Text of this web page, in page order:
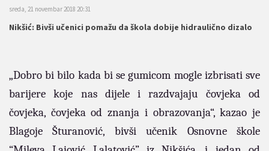
sreda, 21 novembar 2018 20:31
Nikšić: Bivši učenici pomažu da škola dobije hidraulično dizalo
„Dobro bi bilo kada bi se gumicom mogle izbrisati sve
barijere koje nas dijele i razdvajaju čovjeka od
čovjeka, čovjeka od znanja i obrazovanja“, kazao je
Blagoje Šturanović, bivši učenik Osnovne škole